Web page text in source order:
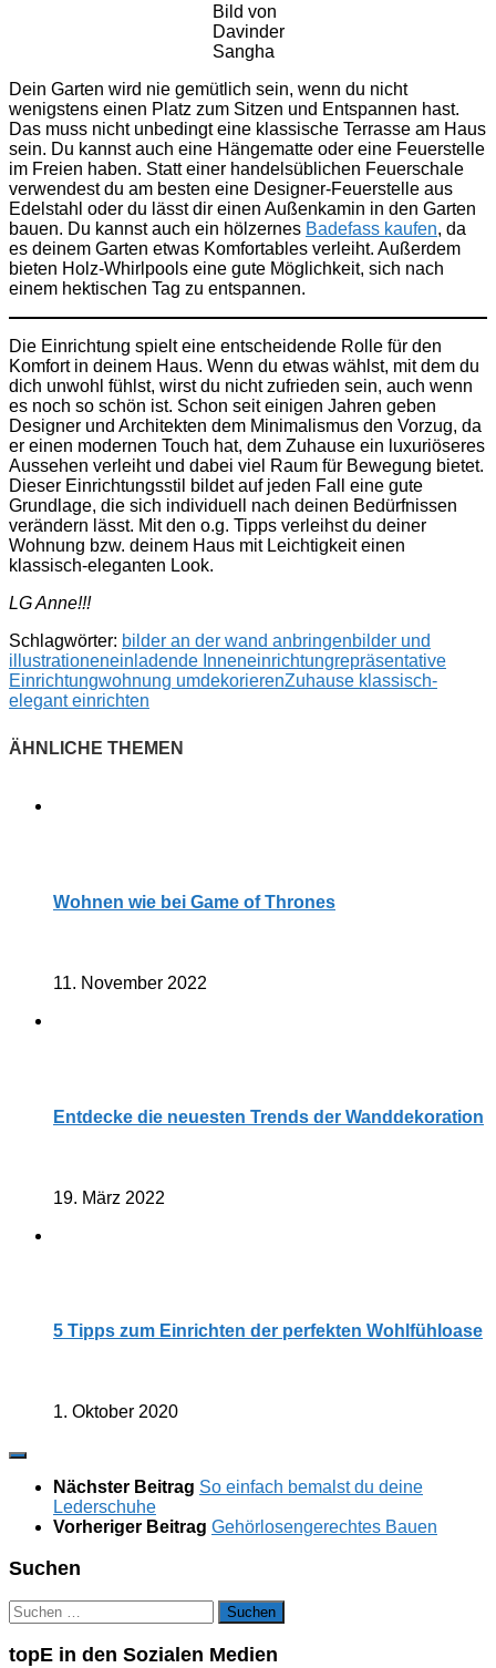
Bild von
Davinder
Sangha
Dein Garten wird nie gemütlich sein, wenn du nicht
wenigstens einen Platz zum Sitzen und Entspannen hast.
Das muss nicht unbedingt eine klassische Terrasse am Haus
sein. Du kannst auch eine Hängematte oder eine Feuerstelle
im Freien haben. Statt einer handelsüblichen Feuerschale
verwendest du am besten eine Designer-Feuerstelle aus
Edelstahl oder du lässt dir einen Außenkamin in den Garten
bauen. Du kannst auch ein hölzernes Badefass kaufen, da
es deinem Garten etwas Komfortables verleiht. Außerdem
bieten Holz-Whirlpools eine gute Möglichkeit, sich nach
einem hektischen Tag zu entspannen.
Die Einrichtung spielt eine entscheidende Rolle für den
Komfort in deinem Haus. Wenn du etwas wählst, mit dem du
dich unwohl fühlst, wirst du nicht zufrieden sein, auch wenn
es noch so schön ist. Schon seit einigen Jahren geben
Designer und Architekten dem Minimalismus den Vorzug, da
er einen modernen Touch hat, dem Zuhause ein luxuriöseres
Aussehen verleiht und dabei viel Raum für Bewegung bietet.
Dieser Einrichtungsstil bildet auf jeden Fall eine gute
Grundlage, die sich individuell nach deinen Bedürfnissen
verändern lässt. Mit den o.g. Tipps verleihst du deiner
Wohnung bzw. deinem Haus mit Leichtigkeit einen
klassisch-eleganten Look.
LG Anne!!!
Schlagwörter: bilder an der wand anbringenbilder und
illustrationeneinladende Inneneinrichtungrepräsentative
Einrichtungwohnung umdekorierenZuhause klassisch-
elegant einrichten
Wohnen wie bei Game of Thrones
11. November 2022
Entdecke die neuesten Trends der Wanddekoration
19. März 2022
5 Tipps zum Einrichten der perfekten Wohlfühloase
1. Oktober 2020
Nächster Beitrag So einfach bemalst du deine
Lederschuhe
Vorheriger Beitrag Gehörlosengerechtes Bauen
Suchen
Suchen
nach:
topE in den Sozialen Medien